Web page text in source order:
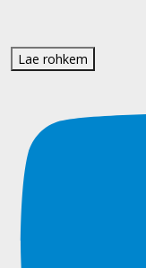
Lae rohkem